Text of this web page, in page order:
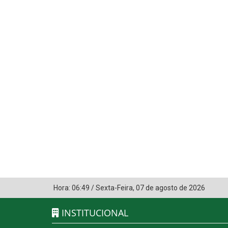
Hora: 06:49 /Sexta-Feira, 07 de agosto de 2026
INSTITUCIONAL